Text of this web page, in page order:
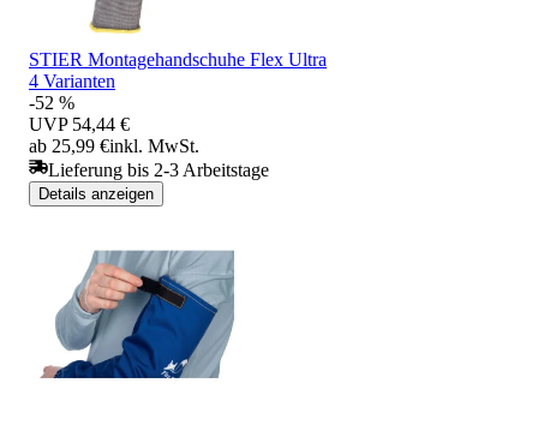
STIER Montagehandschuhe Flex Ultra
4 Varianten
-52 %
UVP 54,44 €
ab 25,99 €inkl. MwSt.
Lieferung bis 2-3 Arbeitstage
Details anzeigen